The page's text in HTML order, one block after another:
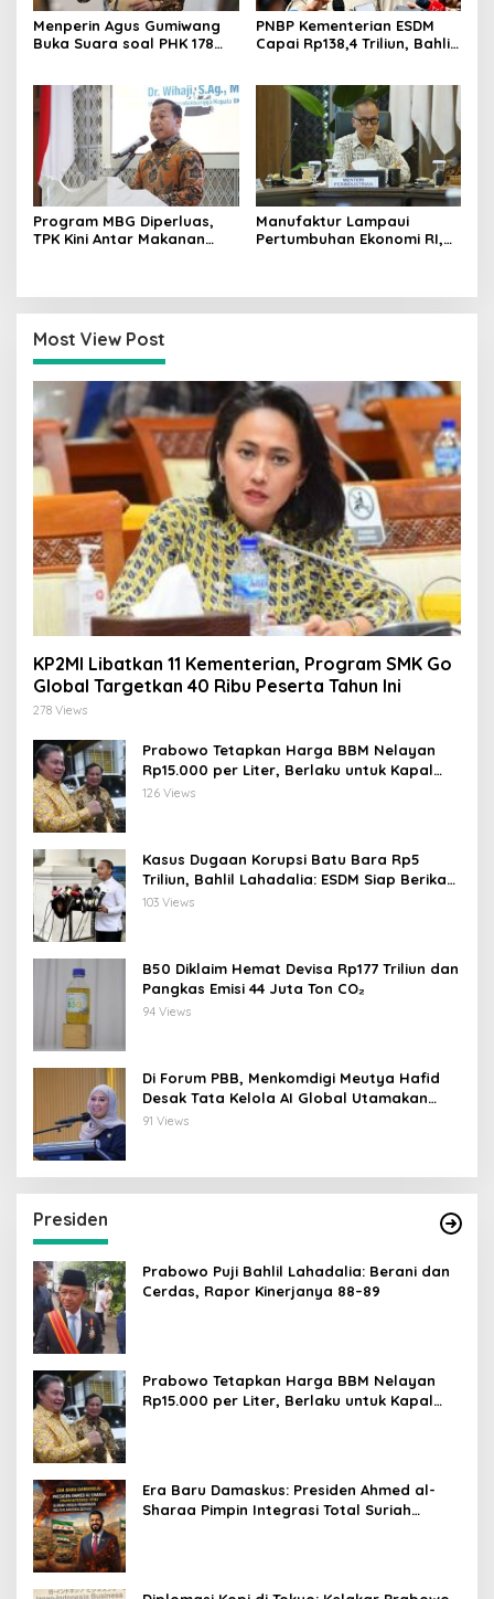
Menperin Agus Gumiwang
Buka Suara soal PHK 178
PNBP Kementerian ESDM
Capai Rp138,4 Triliun, Bahlil
Program MBG Diperluas,
TPK Kini Antar Makanan
Manufaktur Lampaui
Pertumbuhan Ekonomi RI,
Most View Post
KP2MI Libatkan 11 Kementerian, Program SMK Go
Global Targetkan 40 Ribu Peserta Tahun Ini
278 Views
Prabowo Tetapkan Harga BBM Nelayan
Rp15.000 per Liter, Berlaku untuk Kapal
30-200 GT
126 Views
Kasus Dugaan Korupsi Batu Bara Rp5
Triliun, Bahlil Lahadalia: ESDM Siap Berikan
Data
103 Views
B50 Diklaim Hemat Devisa Rp177 Triliun dan
Pangkas Emisi 44 Juta Ton CO₂
94 Views
Di Forum PBB, Menkomdigi Meutya Hafid
Desak Tata Kelola AI Global Utamakan
Perlindungan Anak
91 Views
Presiden
Prabowo Puji Bahlil Lahadalia: Berani dan
Cerdas, Rapor Kinerjanya 88–89
Prabowo Tetapkan Harga BBM Nelayan
Rp15.000 per Liter, Berlaku untuk Kapal
Era Baru Damaskus: Presiden Ahmed al-
Sharaa Pimpin Integrasi Total Suriah